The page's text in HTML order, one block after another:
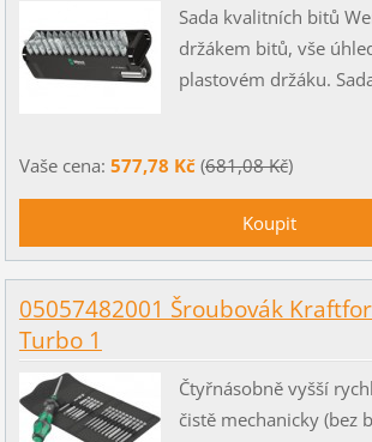
Sada kvalitních bitů
držákem bitů, vše
plastovém držáku.
Vaše cena: 577,78 Kč(681,08 Kč)
05057482001 Šroubovák
Turbo 1
Čtyřnásobně vyšší
čistě mechanicky (bez